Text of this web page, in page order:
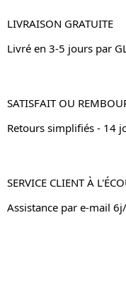
LIVRAISON GRATUITE
Livré en 3-5 jours par
SATISFAIT OU
Retours simplifiés - 14
SERVICE CLIENT À
Assistance par e-mail